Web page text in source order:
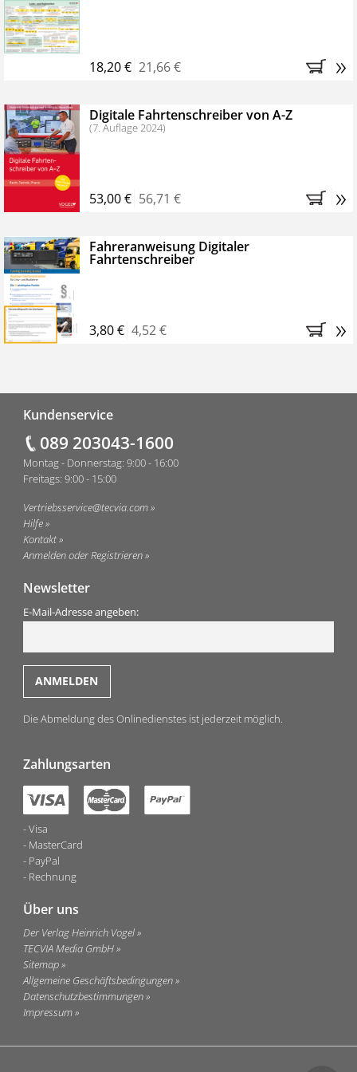
Bestellen Sie jetzt das VerkehrsRundschau Profipaket im
Kennenlern-Abo für zwei Monate (inkl. der derzeitig
Monaten brauchen Sie nichts weiter tun, das
Abonnement endet automatisch, es entstehen keine
weiteren Verpflichtungen.
18,20 € 21,66 € »
Digitale Fahrtenschreiber von A-Z
(7. Auflage 2024)
53,00 € 56,71 € »
Fahreranweisung Digitaler
Fahrtenschreiber
3,80 € 4,52 € »
Kundenservice
089 203043-1600
Montag - Donnerstag: 9:00 - 16:00
Freitags: 9:00 - 15:00
Vertriebsservice@tecvia.com
Hilfe
Kontakt
Anmelden oder Registrieren
Newsletter
E-Mail-Adresse angeben:
Die Abmeldung des Onlinedienstes ist jederzeit möglich.
Zahlungsarten
Visa
MasterCard
PayPal
Rechnung
Über uns
Der Verlag Heinrich Vogel
TECVIA Media GmbH
Sitemap
Allgemeine Geschäftsbedingungen
Datenschutzbestimmungen
Impressum